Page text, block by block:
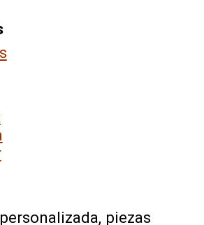
piezas